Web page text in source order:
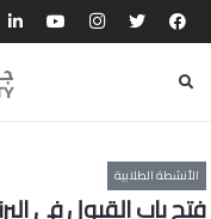
الأنشطة الطلابية
فتح باب القبول في